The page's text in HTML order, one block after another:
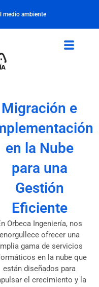
medio ambiente
Migración e
en la Nube
para una
Gestión
Eficiente
Orbeca Ingeniería, nos
enorgullece ofrecer una
gama de servicios
en la nube que
están diseñados para
el crecimiento y la